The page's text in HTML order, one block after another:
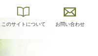
このサイトについて お問い合わせ